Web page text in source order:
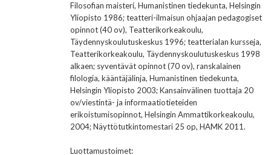
Filosofian maisteri, Humanistinen tiedekunta, Helsingin
Yliopisto 1986; teatteri-ilmaisun ohjaajan pedagogiset
opinnot (40 ov), Teatterikorkeakoulu,
Täydennyskoulutuskeskus 1996; teatterialan kursseja,
Teatterikorkeakoulu, Täydennyskoulutuskeskus 1998
alkaen; syventävät opinnot (70 ov), ranskalainen
filologia, kääntäjälinja, Humanistinen tiedekunta,
Helsingin Yliopisto 2003; Kansainvälinen tuottaja 20
ov/viestintä- ja informaatiotieteiden
erikoistumisopinnot, Helsingin Ammattikorkeakoulu,
2004; Näyttötutkintomestari 25 op, HAMK 2011.
Luottamustoimet: